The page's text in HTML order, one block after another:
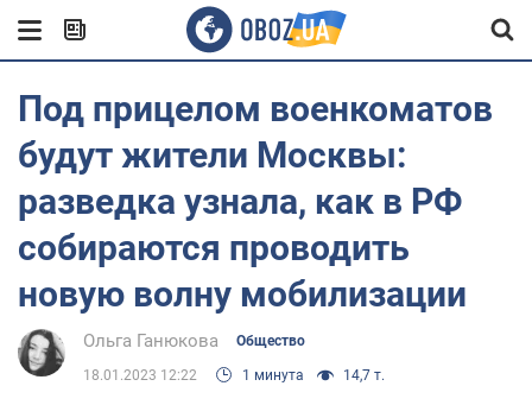
Под прицелом военкоматов
будут жители Москвы:
разведка узнала, как в РФ
собираются проводить
новую волну мобилизации
Ольга Ганюкова Общество
18.01.2023 12:22 1 минута 14,7 т.